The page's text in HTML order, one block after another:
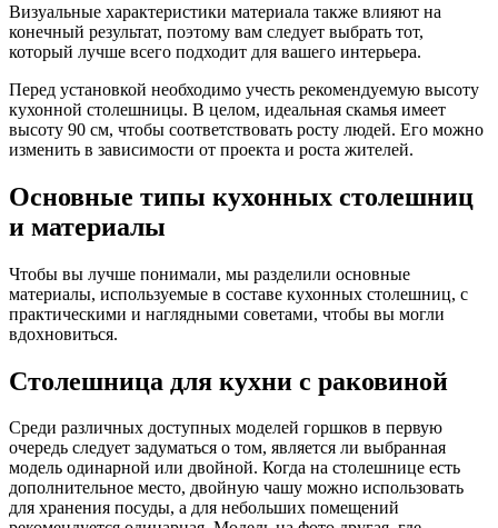
Визуальные характеристики материала также влияют на
конечный результат, поэтому вам следует выбрать тот,
который лучше всего подходит для вашего интерьера.
Перед установкой необходимо учесть рекомендуемую высоту
кухонной столешницы. В целом, идеальная скамья имеет
высоту 90 см, чтобы соответствовать росту людей. Его можно
изменить в зависимости от проекта и роста жителей.
Основные типы кухонных столешниц
и материалы
Чтобы вы лучше понимали, мы разделили основные
материалы, используемые в составе кухонных столешниц, с
практическими и наглядными советами, чтобы вы могли
вдохновиться.
Столешница для кухни с раковиной
Среди различных доступных моделей горшков в первую
очередь следует задуматься о том, является ли выбранная
модель одинарной или двойной. Когда на столешнице есть
дополнительное место, двойную чашу можно использовать
для хранения посуды, а для небольших помещений